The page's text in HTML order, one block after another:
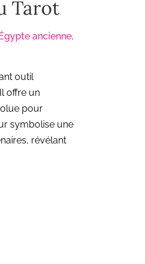
Tarot
ancienne,
outil
offre un
pour
symbolise une
révélant